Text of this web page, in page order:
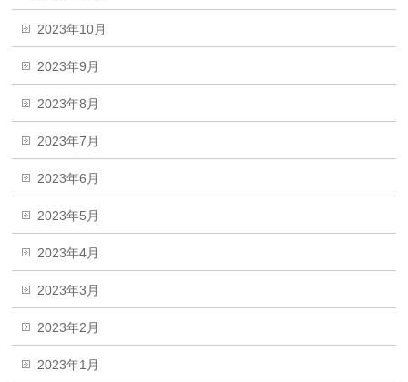
2023年10月
2023年9月
2023年8月
2023年7月
2023年6月
2023年5月
2023年4月
2023年3月
2023年2月
2023年1月